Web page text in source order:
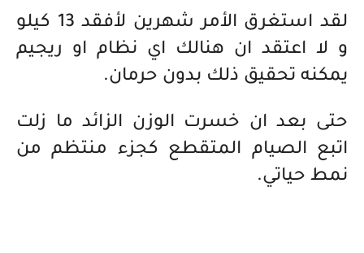
لقد استغرق الأمر شهرين لأفقد 13 كيلو
و لا اعتقد ان هنالك اي نظام او ريجيم
يمكنه تحقيق ذلك بدون حرمان.
حتى بعد ان خسرت الوزن الزائد ما زلت
اتبع الصيام المتقطع كجزء منتظم من
نمط حياتي.